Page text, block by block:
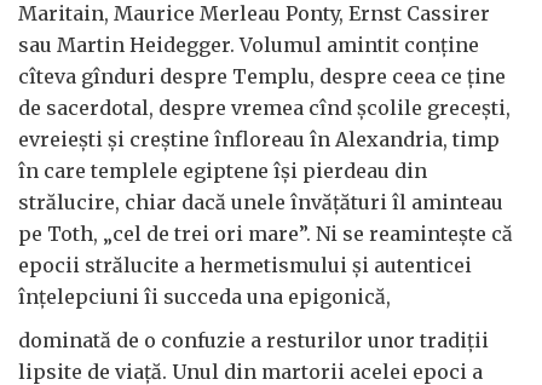
Maritain, Maurice Merleau Ponty, Ernst Cassirer
sau Martin Heidegger. Volumul amintit conţine
cîteva gînduri despre Templu, despre ceea ce ţine
de sacerdotal, despre vremea cînd şcolile greceşti,
evreieşti şi creştine înfloreau în Alexandria, timp
în care templele egiptene îşi pierdeau din
strălucire, chiar dacă unele învăţături îl aminteau
pe Toth, „cel de trei ori mare”. Ni se reaminteşte că
epocii strălucite a hermetismului şi autenticei
înţelepciuni îi succeda una epigonică,
dominată de o confuzie a resturilor unor tradiţii
lipsite de viaţă. Unul din martorii acelei epoci a